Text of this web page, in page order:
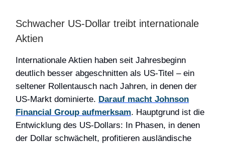
Schwacher US-Dollar treibt internationale
Aktien
Internationale Aktien haben seit Jahresbeginn
deutlich besser abgeschnitten als US-Titel – ein
seltener Rollentausch nach Jahren, in denen der
US-Markt dominierte. Darauf macht Johnson
Financial Group aufmerksam. Hauptgrund ist die
Entwicklung des US-Dollars: In Phasen, in denen
der Dollar schwächelt, profitieren ausländische